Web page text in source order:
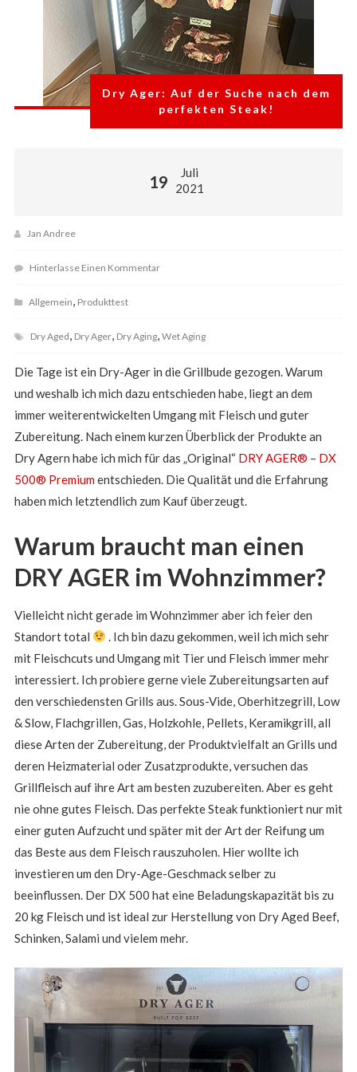
Dry Ager: Auf der Suche nach dem
perfekten Steak!
19
Juli
2021
Jan Andree
Hinterlasse Einen Kommentar
Allgemein, Produkttest
Dry Aged, Dry Ager, Dry Aging, Wet Aging
Die Tage ist ein Dry-Ager in die Grillbude gezogen. Warum
und weshalb ich mich dazu entschieden habe, liegt an dem
immer weiterentwickelten Umgang mit Fleisch und guter
Zubereitung. Nach einem kurzen Überblick der Produkte an
Dry Agern habe ich mich für das „Original“ DRY AGER® – DX
500® Premiumentschieden. Die Qualität und die Erfahrung
haben mich letztendlich zum Kauf überzeugt.
Warum braucht man einen
DRY AGER im Wohnzimmer?
Vielleicht nicht gerade im Wohnzimmer aber ich feier den
Standort total
. Ich bin dazu gekommen, weil ich mich sehr
mit Fleischcuts und Umgang mit Tier und Fleisch immer mehr
interessiert. Ich probiere gerne viele Zubereitungsarten auf
den verschiedensten Grills aus. Sous-Vide, Oberhitzegrill, Low
& Slow, Flachgrillen, Gas, Holzkohle, Pellets, Keramikgrill, all
diese Arten der Zubereitung, der Produktvielfalt an Grills und
deren Heizmaterial oder Zusatzprodukte, versuchen das
Grillfleisch auf ihre Art am besten zuzubereiten. Aber es geht
nie ohne gutes Fleisch. Das perfekte Steak funktioniert nur mit
einer guten Aufzucht und später mit der Art der Reifung um
das Beste aus dem Fleisch rauszuholen. Hier wollte ich
investieren um den Dry-Age-Geschmack selber zu
beeinflussen. Der DX 500 hat eine Beladungskapazität bis zu
20 kg Fleisch und ist ideal zur Herstellung von Dry Aged Beef,
Schinken, Salami und vielem mehr.